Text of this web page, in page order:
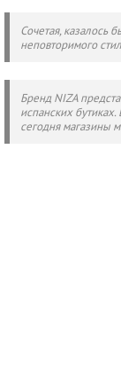
Сочетая, казалось
неповторимого
Бренд NIZA
испанских
сегодня магазины